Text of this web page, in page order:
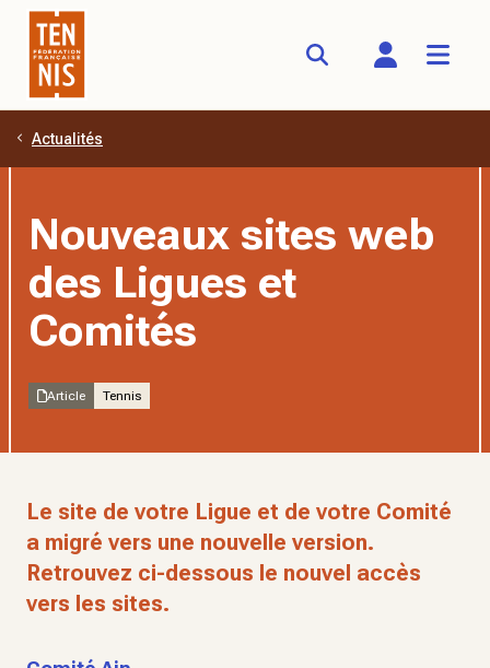
Aller au contenu principal
Actualités
Nouveaux sites web
des Ligues et
Comités
Article Tennis
Le site de votre Ligue et de votre Comité
a migré vers une nouvelle version.
Retrouvez ci-dessous le nouvel accès
vers les sites.